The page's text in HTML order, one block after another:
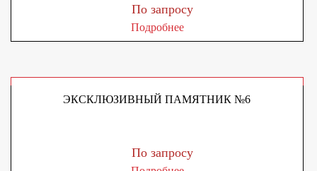
По запросу
Подробнее
ЭКСКЛЮЗИВНЫЙ ПАМЯТНИК №6
По запросу